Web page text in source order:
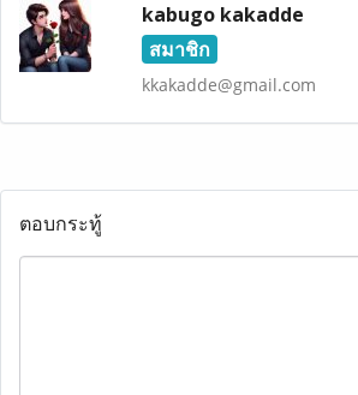
kabugo kakadde
สมาชิก
kkakadde@gmail.com
ตอบกระทู้